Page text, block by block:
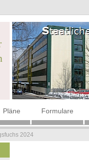
Pläne Formulare
2024